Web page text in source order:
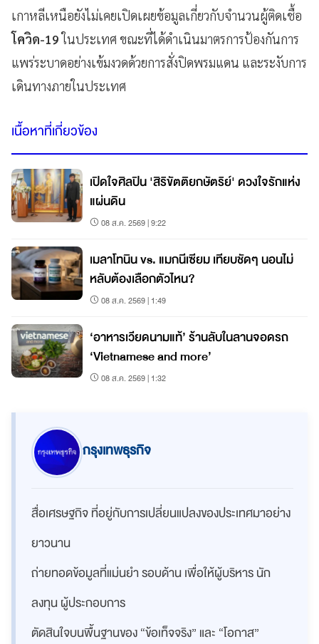
เกาหลีเหนือยังไม่เคยเปิดเผยข้อมูลเกี่ยวกับจำนวนผู้ติดเชื้อ
โควิด-19ในประเทศ ขณะที่ได้ดำเนินมาตรการป้องกันการ
แพร่ระบาดอย่างเข้มงวดด้วยการสั่งปิดพรมแดน และระงับการ
เดินทางภายในประเทศ
เนื้อหาที่เกี่ยวข้อง
เปิดใจศิลปิน 'สิริขัตติยกษัตริย์' ดวงใจรักแห่ง
แผ่นดิน
08 ส.ค. 2569 | 9:22
เมลาโทนิน vs. แมกนีเซียม เทียบชัดๆ นอนไม่
หลับต้องเลือกตัวไหน?
08 ส.ค. 2569 | 1:49
‘อาหารเวียดนามแท้’ ร้านลับในลานจอดรถ
‘Vietnamese and more’
08 ส.ค. 2569 | 1:32
กรุงเทพธุรกิจ
สื่อเศรษฐกิจ ที่อยู่กับการเปลี่ยนแปลงของประเทศมาอย่าง
ยาวนาน
ถ่ายทอดข้อมูลที่แม่นยำ รอบด้าน เพื่อให้ผู้บริหาร นัก
ลงทุน ผู้ประกอบการ
ตัดสินใจบนพื้นฐานของ “ข้อเท็จจริง” และ “โอกาส”